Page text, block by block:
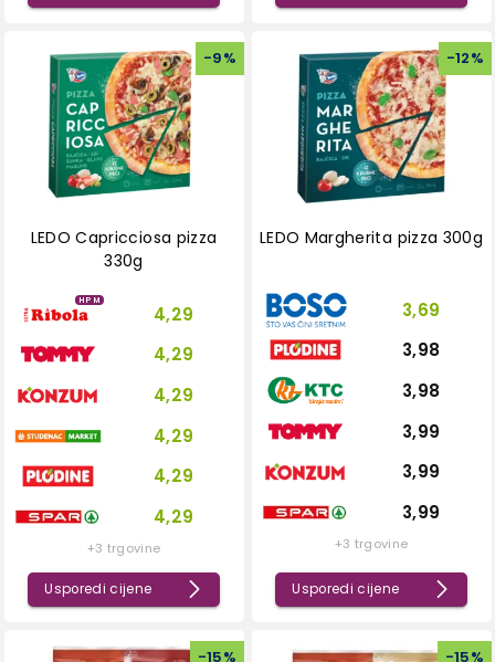
-9%
LEDO Capricciosa pizza
330g
HPM
4,29
4,29
4,29
4,29
4,29
4,29
+3 trgovine
Usporedi cijene
-12%
LEDO Margherita pizza 300g
3,69
3,98
3,98
3,99
3,99
3,99
+3 trgovine
Usporedi cijene
-15% -15%